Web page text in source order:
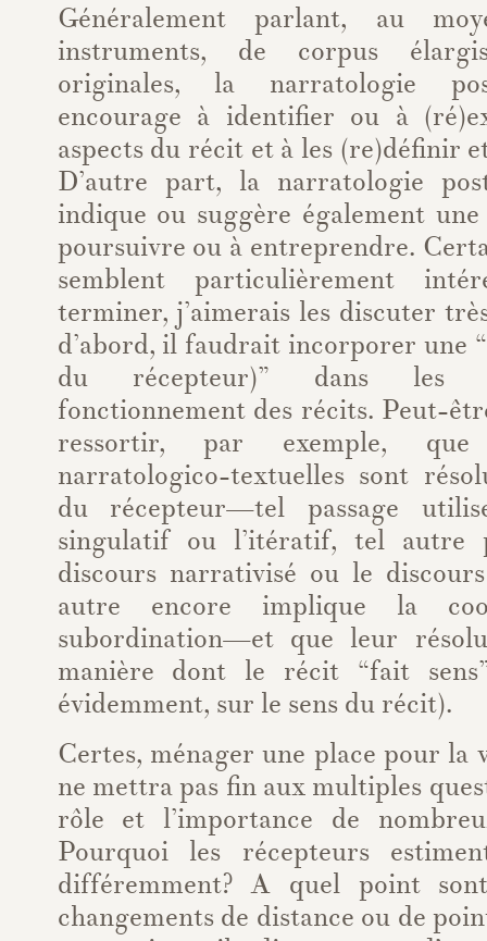
Généralement parlant, au
instruments, de corpus
originales, la narratologie
encourage à identifier ou à
aspects du récit et à les (re)définir
D’autre part, la narratologie
indique ou suggère également
poursuivre ou à entreprendre.
semblent particulièrement
terminer, j’aimerais les discuter
d’abord, il faudrait incorporer une
du récepteur)” dans les
fonctionnement des récits. Peut-
ressortir, par exemple,
narratologico-textuelles sont
du récepteur—tel passage
singulatif ou l’itératif, tel autre
discours narrativisé ou le
autre encore implique la
subordination—et que leur
manière dont le récit “fait
évidemment, sur le sens du récit).
Certes, ménager une place pour la
ne mettra pas fin aux multiples
rôle et l’importance de
Pourquoi les récepteurs
différemment? A quel point
changements de distance ou de